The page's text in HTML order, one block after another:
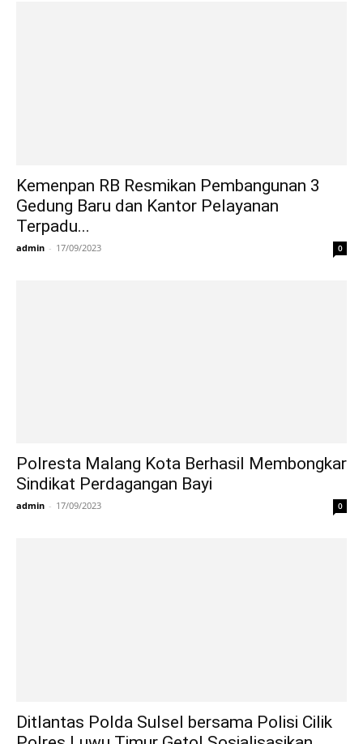
Kemenpan RB Resmikan Pembangunan 3
Gedung Baru dan Kantor Pelayanan
Terpadu...
admin - 17/09/2023 0
Polresta Malang Kota Berhasil Membongkar
Sindikat Perdagangan Bayi
admin - 17/09/2023 0
Ditlantas Polda Sulsel bersama Polisi Cilik